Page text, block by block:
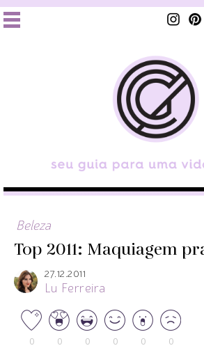
Beleza
Top 2011: Maquiagem
27.12.2011
Lu Ferreira
0 0 0 0 0 0